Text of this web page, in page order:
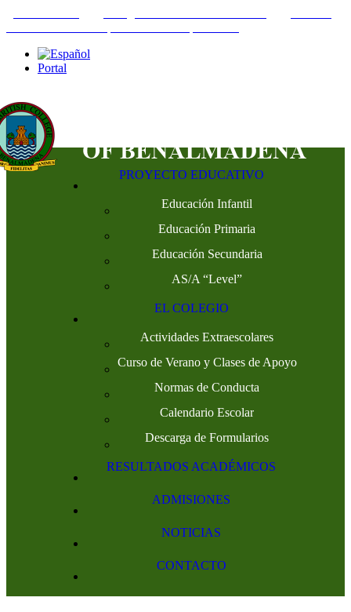
Portal
PROYECTO EDUCATIVO
Educación Infantil
Educación Primaria
Educación Secundaria
AS/A “Level”
EL COLEGIO
Actividades Extraescolares
Curso de Verano y Clases de Apoyo
Normas de Conducta
Calendario Escolar
Descarga de Formularios
RESULTADOS ACADÉMICOS
ADMISIONES
NOTICIAS
CONTACTO